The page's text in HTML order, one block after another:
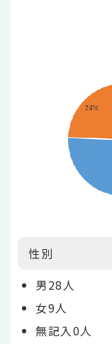
性別
男28人
女9人
無記入0人